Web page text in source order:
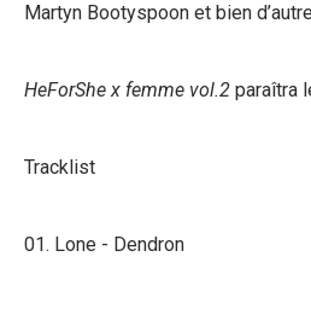
Martyn Bootyspoon et bien
HeForShe x femme vol.2 paraîtra
Tracklist
01. Lone - Dendron